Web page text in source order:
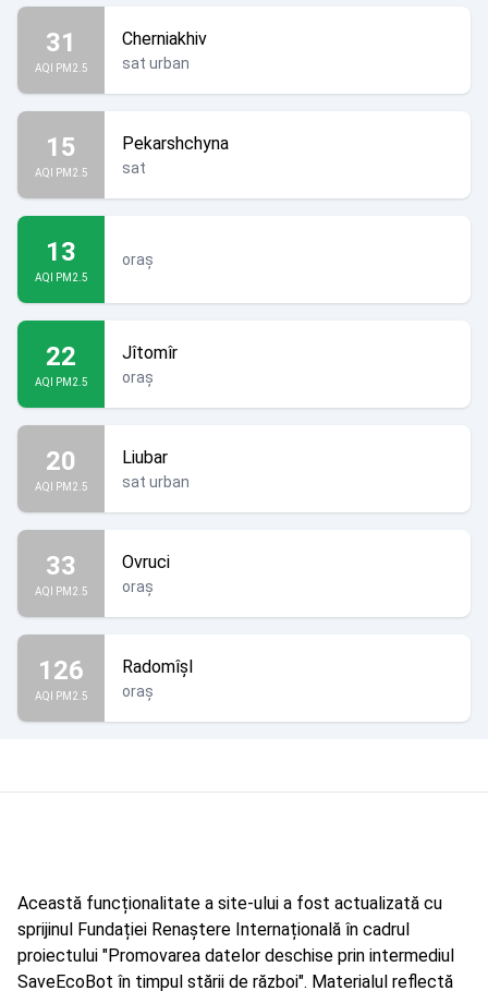
31
AQI PM2.5
Cherniakhiv
sat urban
15
AQI PM2.5
Pekarshchyna
sat
13
AQI PM2.5
oraș
22
AQI PM2.5
Jîtomîr
oraș
20
AQI PM2.5
Liubar
sat urban
33
AQI PM2.5
Ovruci
oraș
126
AQI PM2.5
Radomîșl
oraș
Această funcționalitate a site-ului a fost actualizată cu
sprijinul Fundației Renaștere Internațională în cadrul
proiectului "Promovarea datelor deschise prin intermediul
SaveEcoBot în timpul stării de război". Materialul reflectă